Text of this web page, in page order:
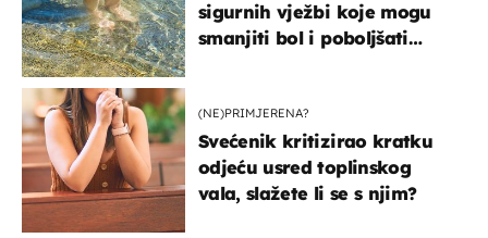
sigurnih vježbi koje mogu
smanjiti bol i poboljšati
(NE)PRIMJERENA?
Svećenik kritizirao kratku
odjeću usred toplinskog
vala, slažete li se s njim?